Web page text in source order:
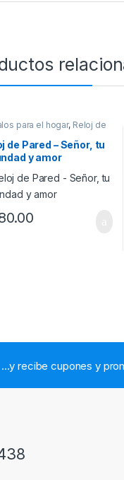
para el hogar, Reloj de
de Pared – Señor, tu
y amor
...y recibe cupones y